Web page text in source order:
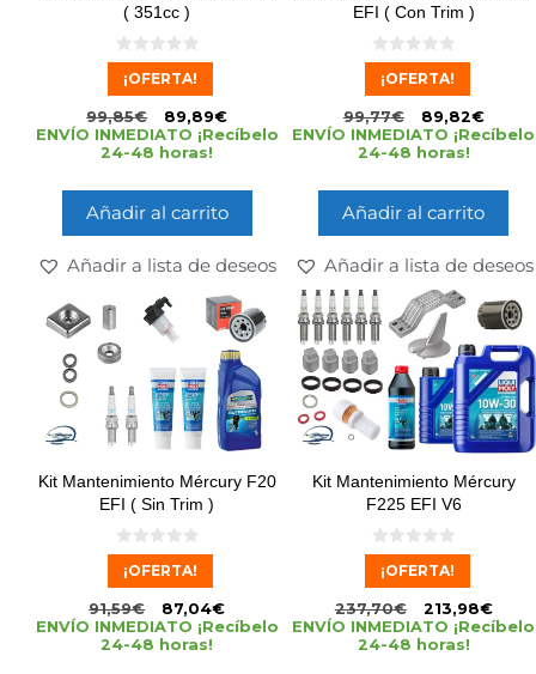
( 351cc )
0
e
5
¡OFERTA!
99,85€ 89,89€
ENVÍO INMEDIATO ¡Recíbelo
24-48 horas!
Añadir al carrito
Añadir a lista de deseos
EFI ( Con Trim )
0
e
5
¡OFERTA!
99,77€ 89,82€
ENVÍO INMEDIATO ¡Recíbelo
24-48 horas!
Añadir al carrito
Añadir a lista de deseos
Kit Mantenimiento Mércury F20
EFI ( Sin Trim )
0
e
5
¡OFERTA!
91,59€ 87,04€
ENVÍO INMEDIATO ¡Recíbelo
24-48 horas!
Kit Mantenimiento Mércury
F225 EFI V6
0
e
5
¡OFERTA!
237,70€ 213,98€
ENVÍO INMEDIATO ¡Recíbelo
24-48 horas!